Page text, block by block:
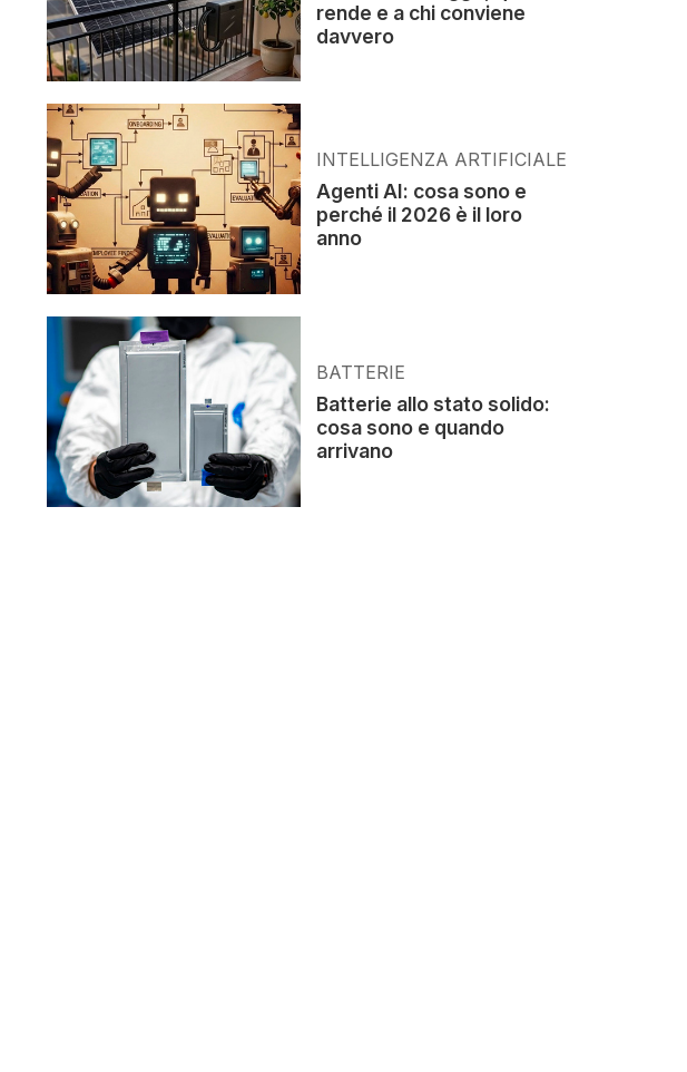
rende e a chi conviene
davvero
INTELLIGENZA ARTIFICIALE
Agenti AI: cosa sono e
perché il 2026 è il loro
anno
BATTERIE
Batterie allo stato solido:
cosa sono e quando
arrivano